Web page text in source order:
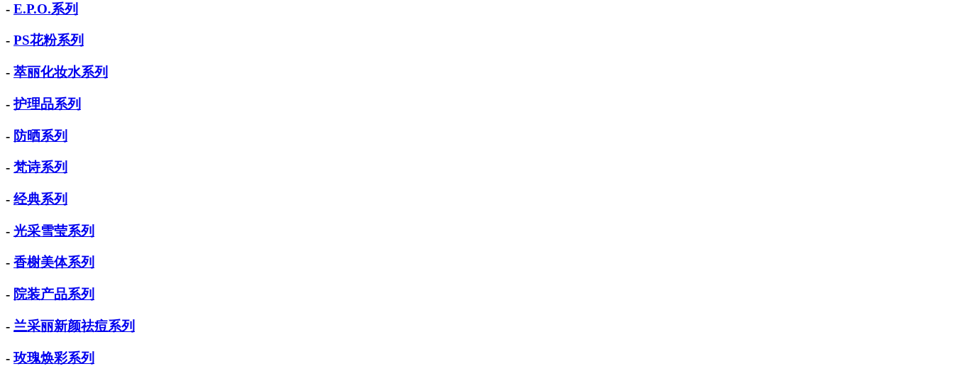
- E.P.O.系列
- PS花粉系列
- 萃丽化妆水系列
-护理品系列
- 防晒系列
- 梵诗系列
- 经典系列
- 光采雪莹系列
- 香榭美体系列
- 院装产品系列
- 兰采丽新颜祛痘系列
- 玫瑰焕彩系列